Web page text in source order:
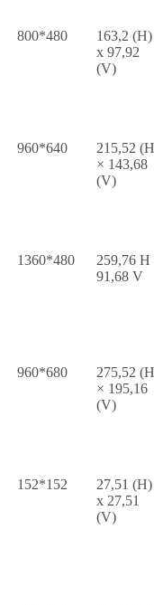
800*480
163,2 (H)
x 97,92
(V)
960*640
215,52
× 143,68
(V)
1360*480
259,76
91,68 V
960*680
275,52
× 195,16
(V)
152*152
27,51 (H)
x 27,51
(V)